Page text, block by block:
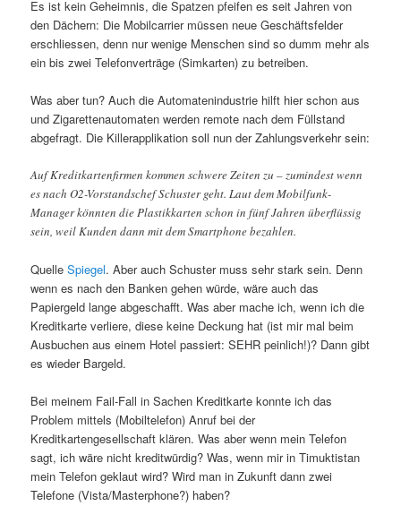
Es ist kein Geheimnis, die Spatzen pfeifen es seit Jahren von
den Dächern: Die Mobilcarrier müssen neue Geschäftsfelder
erschliessen, denn nur wenige Menschen sind so dumm mehr als
ein bis zwei Telefonverträge (Simkarten) zu betreiben.
Was aber tun? Auch die Automatenindustrie hilft hier schon aus
und Zigarettenautomaten werden remote nach dem Füllstand
abgefragt. Die Killerapplikation soll nun der Zahlungsverkehr sein:
Auf Kreditkartenfirmen kommen schwere Zeiten zu – zumindest wenn
es nach O2-Vorstandschef Schuster geht. Laut dem Mobilfunk-
Manager könnten die Plastikkarten schon in fünf Jahren überflüssig
sein, weil Kunden dann mit dem Smartphone bezahlen.
QuelleSpiegel. Aber auch Schuster muss sehr stark sein. Denn
wenn es nach den Banken gehen würde, wäre auch das
Papiergeld lange abgeschafft. Was aber mache ich, wenn ich die
Kreditkarte verliere, diese keine Deckung hat (ist mir mal beim
Ausbuchen aus einem Hotel passiert: SEHR peinlich!)? Dann gibt
es wieder Bargeld.
Bei meinem Fail-Fall in Sachen Kreditkarte konnte ich das
Problem mittels (Mobiltelefon) Anruf bei der
Kreditkartengesellschaft klären. Was aber wenn mein Telefon
sagt, ich wäre nicht kreditwürdig? Was, wenn mir in Timuktistan
mein Telefon geklaut wird? Wird man in Zukunft dann zwei
Telefone (Vista/Masterphone?) haben?